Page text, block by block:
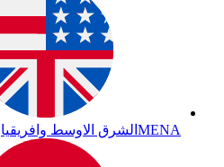
MENA الشرق الاوسط وافريقيا